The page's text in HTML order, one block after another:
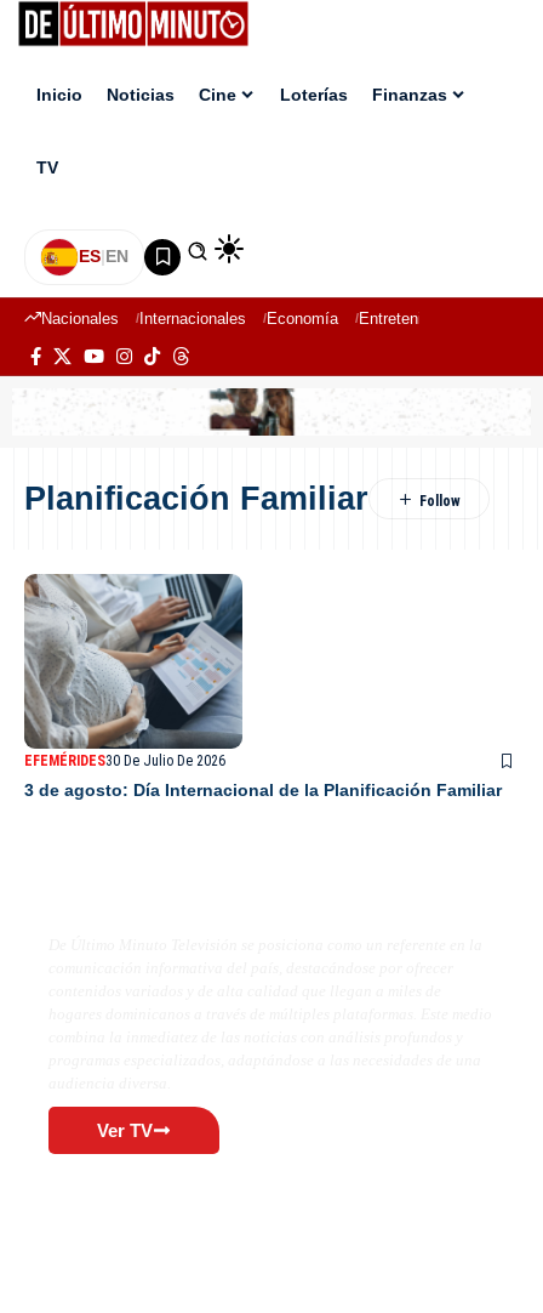
Inicio Noticias Cine Loterías Finanzas
TV
ES|EN
Nacionales Internacionales Economía Entretenimiento
Planificación Familiar
EFEMÉRIDES30 De Julio De 2026
3 de agosto: Día Internacional de la Planificación Familiar
Ver TV